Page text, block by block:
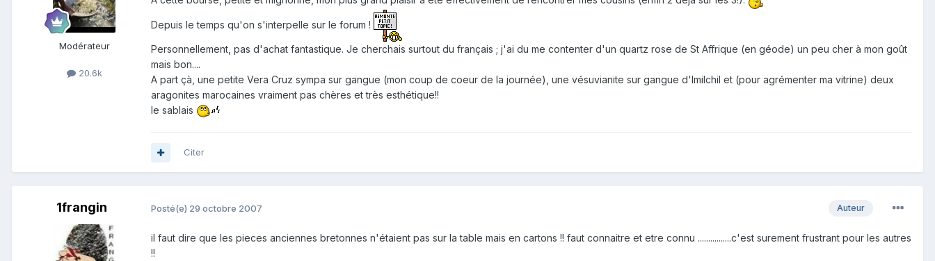
Modérateur
20.6k
Depuis le temps qu'on s'interpelle sur le forum !
Personnellement, pas d'achat fantastique. Je cherchais surtout du français ; j'ai du me contenter d'un quartz rose de St Affrique (en géode) un peu cher à mon goût
mais bon....
A part çà, une petite Vera Cruz sympa sur gangue (mon coup de coeur de la journée), une vésuvianite sur gangue d'Imilchil et (pour agrémenter ma vitrine) deux
aragonites marocaines vraiment pas chères et très esthétique!!
le sablais
Citer
1frangin Auteur
Posté(e) 29 octobre 2007
il faut dire que les pieces anciennes bretonnes n'étaient pas sur la table mais en cartons !! faut connaitre et etre connu ................c'est surement frustrant pour les autres
!!